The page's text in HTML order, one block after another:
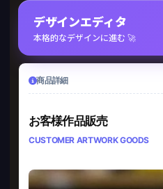
デザインエディタ
本格的なデザインに進む 🚀
商品詳細
お客様作品販売
CUSTOMER ARTWORK GOODS